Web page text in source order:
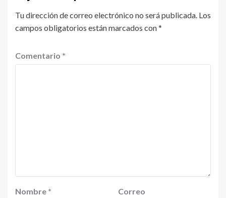
Tu dirección de correo electrónico no será publicada. Los
campos obligatorios están marcados con*
Comentario *
Nombre *
Correo